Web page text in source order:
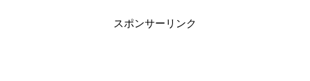
スポンサーリンク